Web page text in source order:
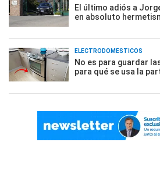
El último adiós a
en absoluto
ELECTRODOMÉSTICOS
No es para guardar
para qué se usa la